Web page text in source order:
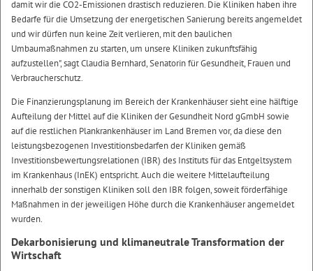
damit wir die CO2-Emissionen drastisch reduzieren. Die Kliniken haben ihre
Bedarfe für die Umsetzung der energetischen Sanierung bereits angemeldet
und wir dürfen nun keine Zeit verlieren, mit den baulichen
Umbaumaßnahmen zu starten, um unsere Kliniken zukunftsfähig
aufzustellen", sagt Claudia Bernhard, Senatorin für Gesundheit, Frauen und
Verbraucherschutz.
Die Finanzierungsplanung im Bereich der Krankenhäuser sieht eine hälftige
Aufteilung der Mittel auf die Kliniken der Gesundheit Nord gGmbH sowie
auf die restlichen Plankrankenhäuser im Land Bremen vor, da diese den
leistungsbezogenen Investitionsbedarfen der Kliniken gemäß
Investitionsbewertungsrelationen (IBR) des Instituts für das Entgeltsystem
im Krankenhaus (InEK) entspricht. Auch die weitere Mittelaufteilung
innerhalb der sonstigen Kliniken soll den IBR folgen, soweit förderfähige
Maßnahmen in der jeweiligen Höhe durch die Krankenhäuser angemeldet
wurden.
Dekarbonisierung und klimaneutrale Transformation der
Wirtschaft